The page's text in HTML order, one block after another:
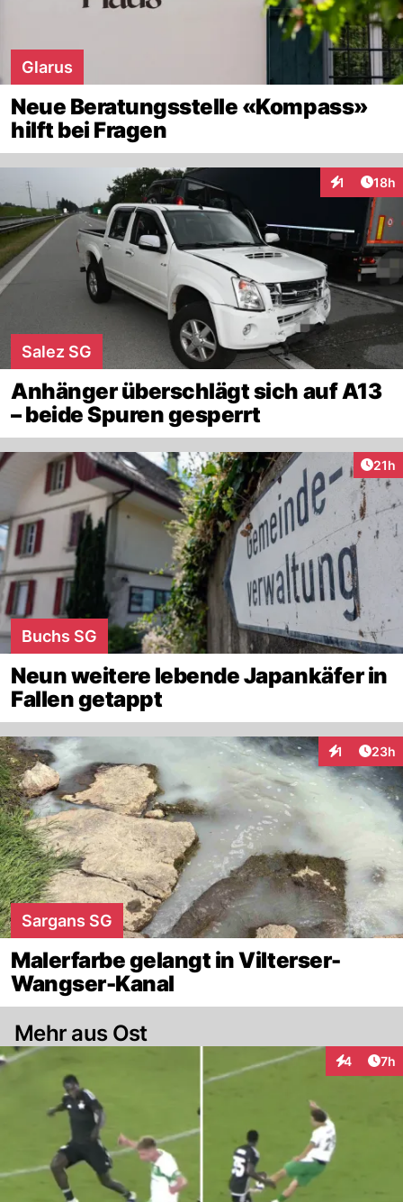
Glarus
Neue Beratungsstelle «Kompass»
hilft bei Fragen
1 18h
Salez SG
Anhänger überschlägt sich auf A13
– beide Spuren gesperrt
21h
Buchs SG
Neun weitere lebende Japankäfer in
Fallen getappt
1
Interaktionen
23h
Sargans SG
Malerfarbe gelangt in Vilterser-
Wangser-Kanal
Mehr aus Ost
4 7h